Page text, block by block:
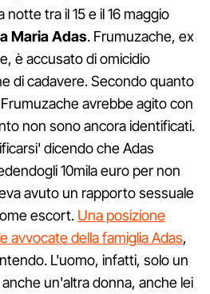
tra il 15 e il 16 maggio
Maria Adas. Frumuzache, ex
è accusato di omicidio
di cadavere. Secondo quanto
avrebbe agito con
non sono ancora identificati.
dicendo che Adas
10mila euro per non
avuto un rapporto sessuale
escort. Una posizione
avvocate della famiglia Adas,
L'uomo, infatti, solo un
un'altra donna, anche lei